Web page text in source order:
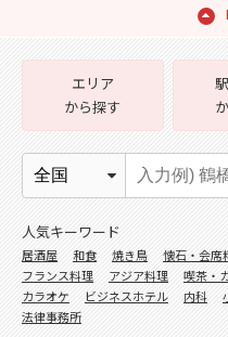
エリア
から探す
人気キーワード
居酒屋 和食 焼き鳥 懐石・会席
フランス料理
アジア料理 喫茶・
カラオケ
ビジネスホテル 内科
法律事務所